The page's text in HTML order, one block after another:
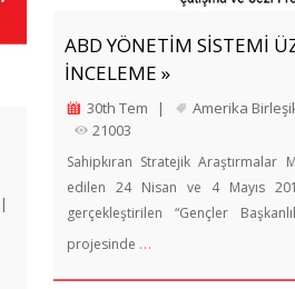
|
ABD YÖNETİM SİSTEMİ
İNCELEME »
30th Tem | Amerika
21003
Sahipkıran Stratejik Araştırmalar
edilen 24 Nisan ve 4 Mayıs
gerçekleştirilen “Gençler
projesinde …